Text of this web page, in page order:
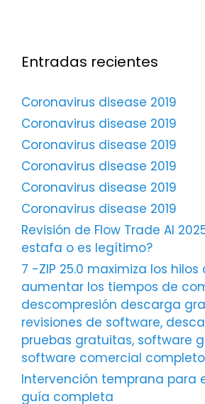
Entradas recientes
Coronavirus disease 2019
Coronavirus disease 2019
Coronavirus disease 2019
Coronavirus disease 2019
Coronavirus disease 2019
Coronavirus disease 2019
Revisión de Flow Trade AI
estafa o es legítimo?
7 -ZIP 25.0 maximiza los hilos
aumentar los tiempos de
descompresión descarga
revisiones de software,
pruebas gratuitas, software
software comercial completo
Intervención temprana para
guía completa